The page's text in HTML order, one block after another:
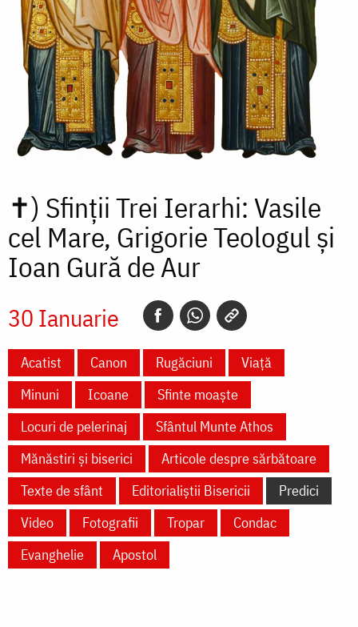
✝) Sfinții Trei Ierarhi: Vasile
cel Mare, Grigorie Teologul și
Ioan Gură de Aur
30 Ianuarie
Acatist Canon Rugăciuni
Viață
Minuni
Icoane
Sfinte moaște
Locuri de pelerinaj
Sfântul Munte Athos
Mănăstiri și biserici
Articole despre sărbătoare
Texte de sfânt
Editorialiștii Bisericii
Predici
Video
Fotografii Tropar
Condac
Evanghelie
Apostol